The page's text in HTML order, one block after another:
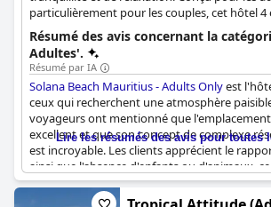
particulièrement pour les couples, cet hôtel 4
garantit un séjour inoubliable grâce à la
proposées.
Résumé des avis concernant la
Adultes'.
Résumé par IA
Solana Beach Mauritius - Adults Onlyest
ceux qui recherchent une atmosphère
voyageurs ont mentionné que
excellent et que son concept de complexe
est incroyable. Les clients apprécient le
ainsi que l'absence d'enfants ou d'animaux,
environnement très calme et tranquille.
adultes est un concept formidable,
Lire les résumés des avis pour toutes